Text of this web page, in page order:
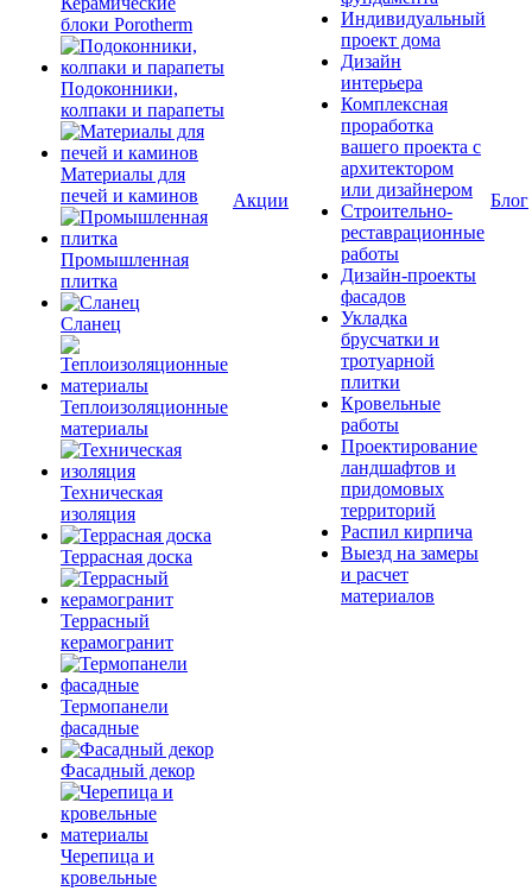
блоки Porotherm
Подоконники,
колпаки и парапеты
Материалы для
печей и каминов
Промышленная
плитка
Сланец
Теплоизоляционные
материалы
Техническая
изоляция
Террасная доска
Террасный
керамогранит
Термопанели
фасадные
Фасадный декор
Черепица и
кровельные
Акции
Индивидуальный
проект дома
Дизайн
интерьера
Комплексная
проработка
вашего проекта с
архитектором
или дизайнером
Строительно-
реставрационные
работы
Дизайн-проекты
фасадов
Укладка
брусчатки и
тротуарной
плитки
Кровельные
работы
Проектирование
ландшафтов и
придомовых
территорий
Распил кирпича
Выезд на замеры
и расчет
материалов
Блог